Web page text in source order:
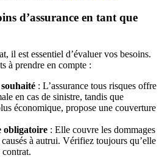
d’assurance en tant que
il est essentiel d’évaluer vos besoins.
à prendre en compte :
: L’assurance tous risques offre
en cas de sinistre, tandis que
économique, propose une couverture
obligatoire : Elle couvre les dommages
à autrui. Vérifiez toujours qu’elle
contrat.